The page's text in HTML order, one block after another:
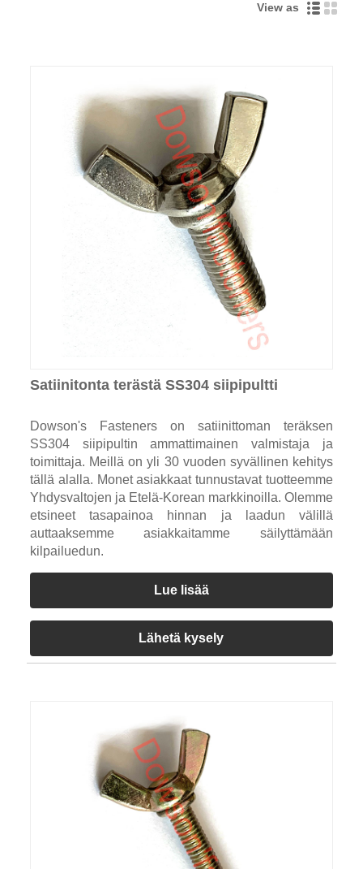
View as
Satiinitonta terästä SS304 siipipultti
Dowson's Fasteners on satiinittoman teräksen
SS304 siipipultin ammattimainen valmistaja ja
toimittaja. Meillä on yli 30 vuoden syvällinen kehitys
tällä alalla. Monet asiakkaat tunnustavat tuotteemme
Yhdysvaltojen ja Etelä-Korean markkinoilla. Olemme
etsineet tasapainoa hinnan ja laadun välillä
auttaaksemme asiakkaitamme säilyttämään
kilpailuedun.
Lue lisää
Lähetä kysely